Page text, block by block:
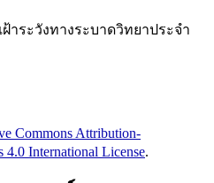
าระวังทางระบาดวิทยาประจำ
Commons Attribution-
International License.